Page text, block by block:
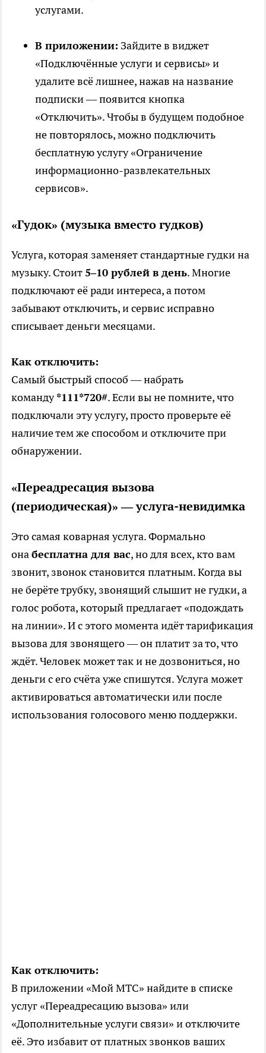
услугами.
В приложении: Зайдите в виджет
«Подключённые услуги и сервисы» и
удалите всё лишнее, нажав на название
подписки — появится кнопка
«Отключить». Чтобы в будущем подобное
не повторялось, можно подключить
бесплатную услугу «Ограничение
информационно-развлекательных
сервисов».
«Гудок» (музыка вместо гудков)
Услуга, которая заменяет стандартные гудки на
музыку. Стоит 5–10 рублей в день. Многие
подключают её ради интереса, а потом
забывают отключить, и сервис исправно
списывает деньги месяцами.
Как отключить:
Самый быстрый способ — набрать
команду*111*720#. Если вы не помните, что
подключали эту услугу, просто проверьте её
наличие тем же способом и отключите при
обнаружении.
«Переадресация вызова
(периодическая)» — услуга-невидимка
Это самая коварная услуга. Формально
онабесплатна для вас, но для всех, кто вам
звонит, звонок становится платным. Когда вы
не берёте трубку, звонящий слышит не гудки, а
голос робота, который предлагает «подождать
на линии». И с этого момента идёт тарификация
вызова для звонящего — он платит за то, что
ждёт. Человек может так и не дозвониться, но
деньги с его счёта уже спишутся. Услуга может
активироваться автоматически или после
использования голосового меню поддержки.
Как отключить:
В приложении «Мой МТС» найдите в списке
услуг «Переадресацию вызова» или
«Дополнительные услуги связи» и отключите
её. Это избавит от платных звонков ваших